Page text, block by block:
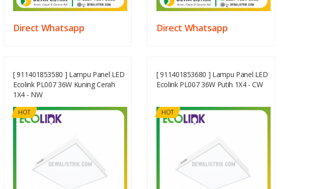
Direct Whatsapp Direct Whatsapp
[ 911401853580 ] Lampu Panel LED
Ecolink PL007 36W Kuning Cerah
1X4 - NW
HOT
[ 911401853680 ] Lampu Panel LED
Ecolink PL007 36W Putih 1X4 - CW
HOT